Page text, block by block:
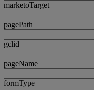
marketoTarget
pagePath
gclid
pageName
formType